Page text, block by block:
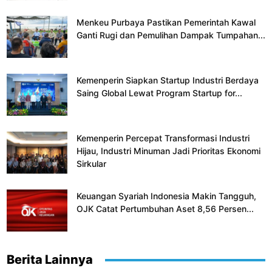
Menkeu Purbaya Pastikan Pemerintah Kawal
Ganti Rugi dan Pemulihan Dampak Tumpahan...
Kemenperin Siapkan Startup Industri Berdaya
Saing Global Lewat Program Startup for...
Kemenperin Percepat Transformasi Industri
Hijau, Industri Minuman Jadi Prioritas Ekonomi
Sirkular
Keuangan Syariah Indonesia Makin Tangguh,
OJK Catat Pertumbuhan Aset 8,56 Persen...
Berita Lainnya